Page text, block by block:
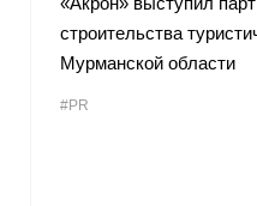
строительства
Мурманской области
#PR